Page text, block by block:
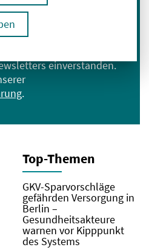
einverstanden.
.
Top-Themen
GKV-Sparvorschläge
gefährden Versorgung in
Berlin –
Gesundheitsakteure
warnen vor Kipppunkt
des Systems